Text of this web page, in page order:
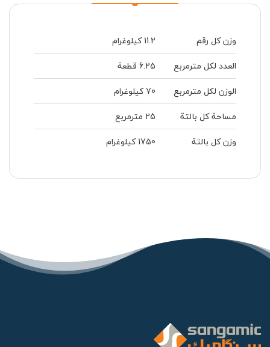
وزن کل رقم
11.2 کیلوغرام
العدد لکل مترمربع
6.25 قطعة
الوزن لکل مترمربع
70 کیلوغرام
مساحة کل بالتة
25 مترمربع
وزن کل بالتة
1750 کیلوغرام